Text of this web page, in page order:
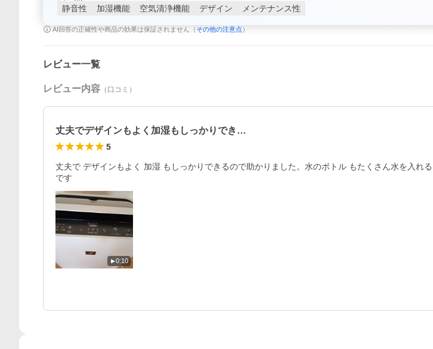
静音性
加湿機能 空気清浄機能 デザイン メンテナンス性
AI回答の正確性や商品の効果は保証されません（ その他の注意点 ）
レビュー一覧
レビュー内容 （口コミ）
丈夫でデザインもよく加湿もしっかりでき…
5
丈夫で デザインもよく 加湿 もしっかりできるので助かりました。水のボトル もたくさん水を入れ
です
0:10